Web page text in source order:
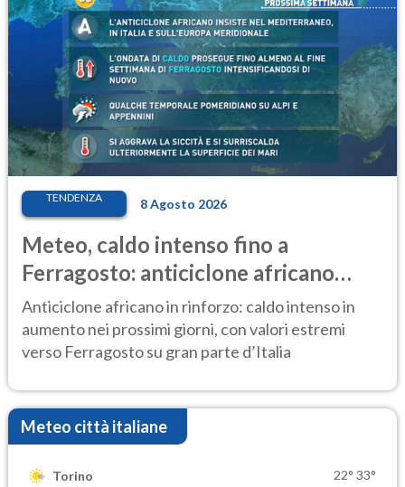
TENDENZA 8 Agosto 2026
Meteo, caldo intenso fino a
Ferragosto: anticiclone africano
ancora protagonista
Anticiclone africano in rinforzo: caldo intenso in
aumento nei prossimi giorni, con valori estremi
verso Ferragosto su gran parte d’Italia
Meteo città italiane
Torino 22° 33°